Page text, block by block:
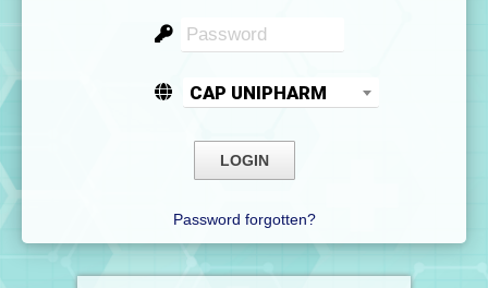
CAP UNIPHARM
Password forgotten?